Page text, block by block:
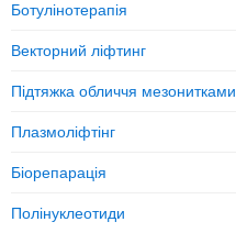
Ботулінотерапія
Векторний ліфтинг
Підтяжка обличчя мезонитками
Плазмоліфтінг
Біорепарація
Полінуклеотиди